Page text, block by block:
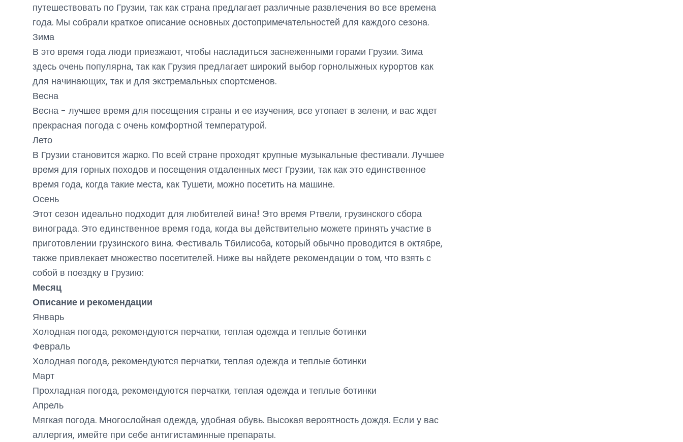
путешествовать по Грузии, так как страна предлагает различные развлечения во все времена
года. Мы собрали краткое описание основных достопримечательностей для каждого сезона.
Зима
В это время года люди приезжают, чтобы насладиться заснеженными горами Грузии. Зима
здесь очень популярна, так как Грузия предлагает широкий выбор горнолыжных курортов как
для начинающих, так и для экстремальных спортсменов.
Весна
Весна - лучшее время для посещения страны и ее изучения, все утопает в зелени, и вас ждет
прекрасная погода с очень комфортной температурой.
Лето
В Грузии становится жарко. По всей стране проходят крупные музыкальные фестивали. Лучшее
время для горных походов и посещения отдаленных мест Грузии, так как это единственное
время года, когда такие места, как Тушети, можно посетить на машине.
Осень
Этот сезон идеально подходит для любителей вина! Это время Ртвели, грузинского сбора
винограда. Это единственное время года, когда вы действительно можете принять участие в
приготовлении грузинского вина. Фестиваль Тбилисоба, который обычно проводится в октябре,
также привлекает множество посетителей. Ниже вы найдете рекомендации о том, что взять с
собой в поездку в Грузию:
Месяц
Описание и рекомендации
Январь
Холодная погода, рекомендуются перчатки, теплая одежда и теплые ботинки
Февраль
Холодная погода, рекомендуются перчатки, теплая одежда и теплые ботинки
Март
Прохладная погода, рекомендуются перчатки, теплая одежда и теплые ботинки
Апрель
Мягкая погода. Многослойная одежда, удобная обувь. Высокая вероятность дождя. Если у вас
аллергия, имейте при себе антигистаминные препараты.